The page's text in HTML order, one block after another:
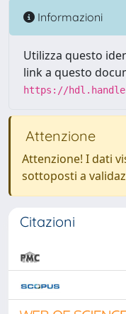
Informazioni
Utilizza questo
link a questo
https://
Attenzione
Attenzione! I dati
sottoposti a
Citazioni